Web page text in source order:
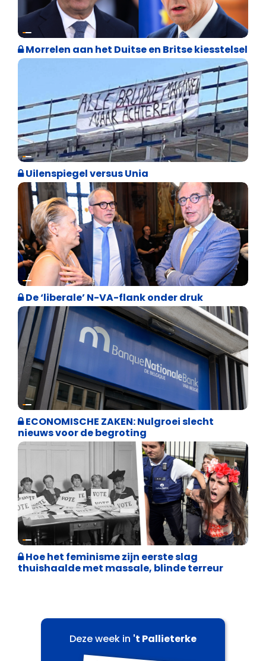
Internationale politiek
Morrelen aan het Duitse en Britse kiesstelsel
Cultuuroorlog
Uilenspiegel versus Unia
Binnenland politiek
De ‘liberale’ N-VA-flank onder druk
Binnenland politiek
ECONOMISCHE ZAKEN: Nulgroei slecht
nieuws voor de begroting
Cultuuroorlog
Hoe het feminisme zijn eerste slag
thuishaalde met massale, blinde terreur
Deze week in 't Pallieterke